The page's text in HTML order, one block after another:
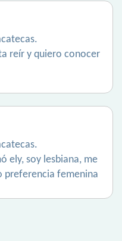
reír y quiero conocer
ely, soy lesbiana, me
preferencia femenina